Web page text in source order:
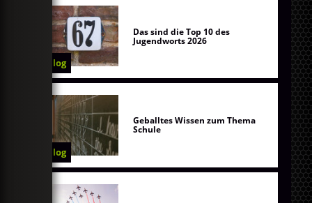
Blog
Das sind die Top 10 des
Jugendworts 2026
Blog
Geballtes Wissen zum Thema
Schule